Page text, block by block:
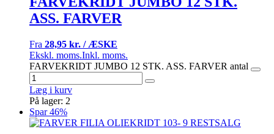
ASS. FARVER
Fra 28,95 kr. / ÆSKE
Ekskl. moms.Inkl. moms.
FARVEKRIDT JUMBO 12 STK. ASS. FARVER antal
Læg i kurv
På lager: 2
Spar 46%